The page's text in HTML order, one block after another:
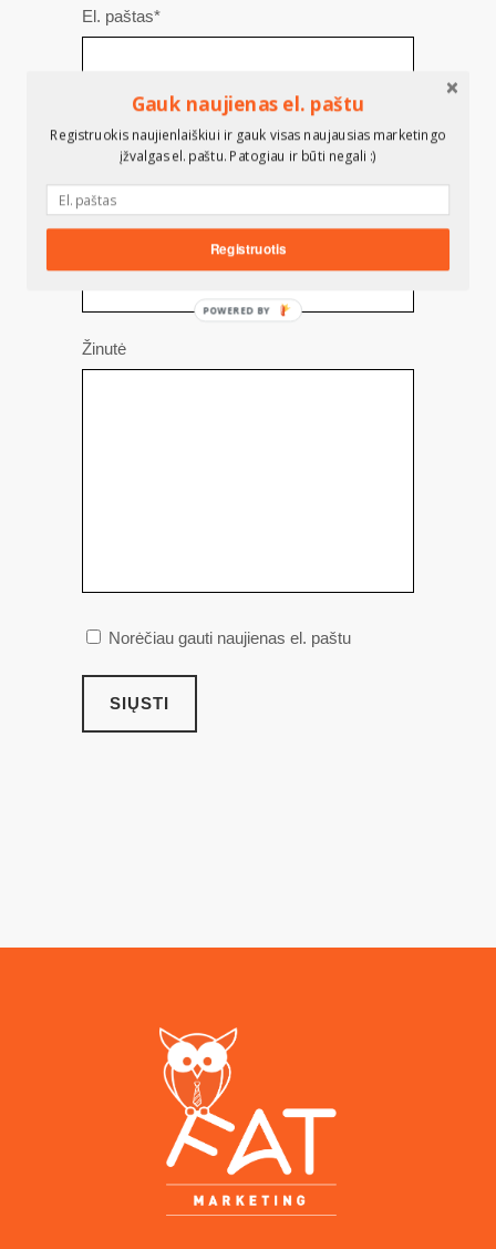
El. paštas*
Telefonas
Žinutė
Norėčiau gauti naujienas el. paštu
Gauk naujienas el. paštu
Registruokis naujienlaiškiui ir gauk visas naujausias marketingo
įžvalgas el. paštu. Patogiau ir būti negali :)
Registruotis
POWERED BY